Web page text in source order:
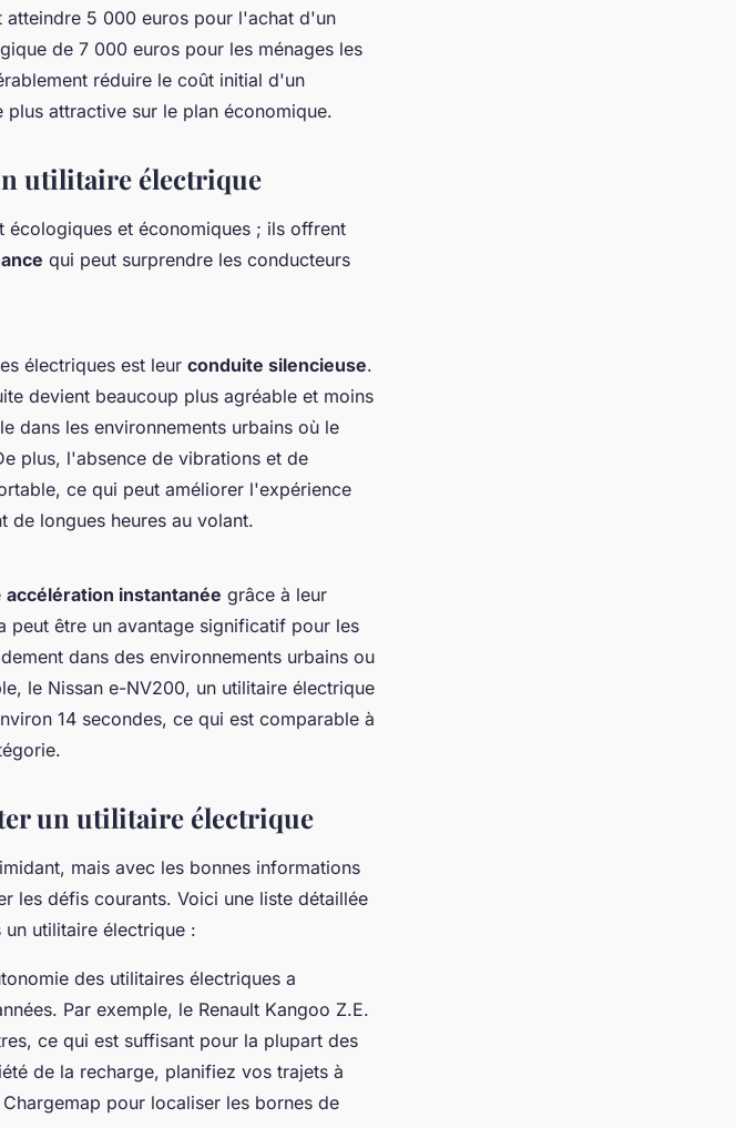
5 000 euros pour l'achat d'un
de 7 000 euros pour les ménages les
réduire le coût initial d'un
attractive sur le plan économique.
utilitaire électrique
écologiques et économiques ; ils offrent
qui peut surprendre les conducteurs
électriques est leur conduite silencieuse.
devient beaucoup plus agréable et moins
dans les environnements urbains où le
plus, l'absence de vibrations et de
ce qui peut améliorer l'expérience
de longues heures au volant.
accélération instantanée grâce à leur
peut être un avantage significatif pour les
dans des environnements urbains ou
le Nissan e-NV200, un utilitaire électrique
14 secondes, ce qui est comparable à
un utilitaire électrique
mais avec les bonnes informations
les défis courants. Voici une liste détaillée
utilitaire électrique :
des utilitaires électriques a
Par exemple, le Renault Kangoo Z.E.
ce qui est suffisant pour la plupart des
de la recharge, planifiez vos trajets à
pour localiser les bornes de